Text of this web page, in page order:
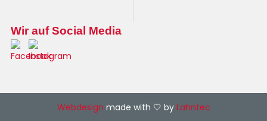
Wir auf Social Media
Webdesign made with 🤍 by Lahntec